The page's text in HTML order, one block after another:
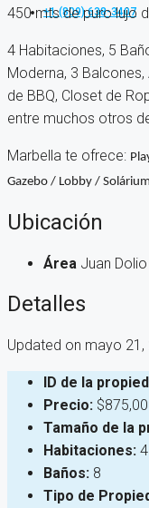
+1 (809) 638-3407
450 mts de puro lujo
4 Habitaciones, 5
Moderna, 3
de BBQ, Closet de
entre muchos otros
Marbella te ofrece:
Gazebo / Lobby /
Ubicación
Área Juan Dolio
Detalles
Updated on mayo
ID de la
Precio:
Tamaño de la
Habitaciones: 4
Baños: 8
Tipo de